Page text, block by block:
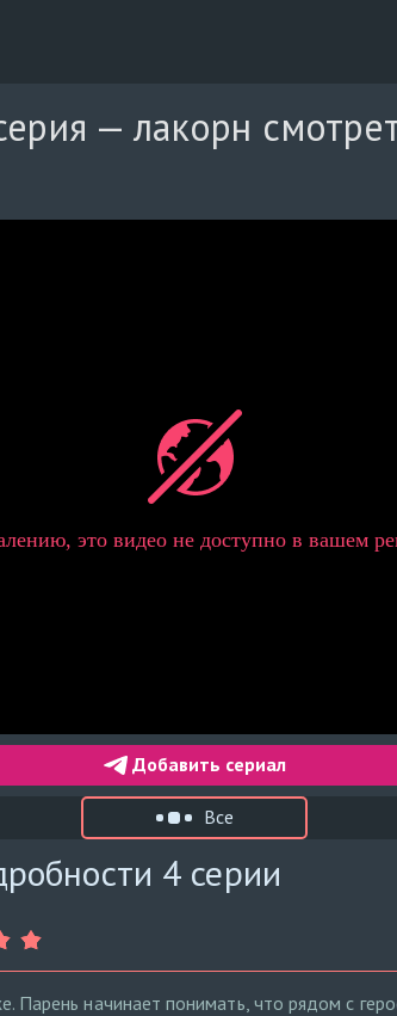
— лакорн
Добавить сериал
Все
4 серии
Парень начинает понимать, что рядом с